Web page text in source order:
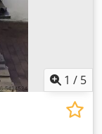
1 / 5